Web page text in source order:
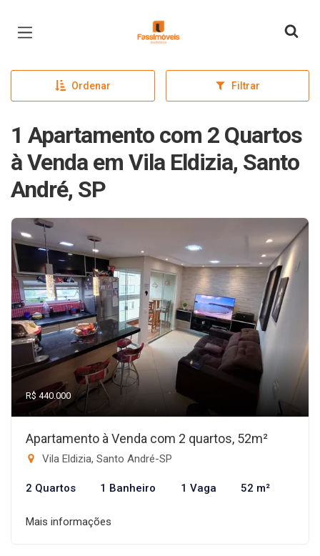
Página inicial
Ordenar Filtrar
1 Apartamento com 2 Quartos
à Venda em Vila Eldizia, Santo
André, SP
R$ 440.000
Apartamento à Venda com 2 quartos, 52m²
Vila Eldizia, Santo André-SP
2 Quartos 1 Banheiro 1 Vaga 52 m²
Mais informações